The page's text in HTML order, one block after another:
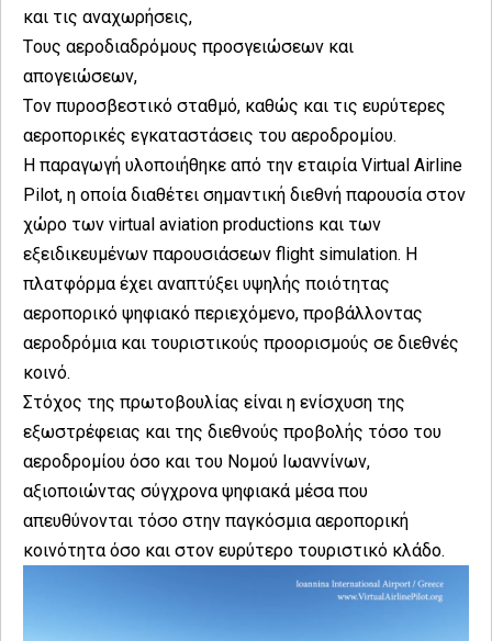
και τις αναχωρήσεις,
Tους αεροδιαδρόμους προσγειώσεων και
απογειώσεων,
Tον πυροσβεστικό σταθμό, καθώς και τις ευρύτερες
αεροπορικές εγκαταστάσεις του αεροδρομίου.
Η παραγωγή υλοποιήθηκε από την εταιρία Virtual Airline
Pilot, η οποία διαθέτει σημαντική διεθνή παρουσία στον
χώρο των virtual aviation productions και των
εξειδικευμένων παρουσιάσεων flight simulation. Η
πλατφόρμα έχει αναπτύξει υψηλής ποιότητας
αεροπορικό ψηφιακό περιεχόμενο, προβάλλοντας
αεροδρόμια και τουριστικούς προορισμούς σε διεθνές
κοινό.
Στόχος της πρωτοβουλίας είναι η ενίσχυση της
εξωστρέφειας και της διεθνούς προβολής τόσο του
αεροδρομίου όσο και του Νομού Ιωαννίνων,
αξιοποιώντας σύγχρονα ψηφιακά μέσα που
απευθύνονται τόσο στην παγκόσμια αεροπορική
κοινότητα όσο και στον ευρύτερο τουριστικό κλάδο.